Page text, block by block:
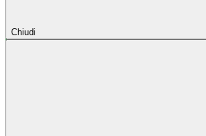
Chiudi